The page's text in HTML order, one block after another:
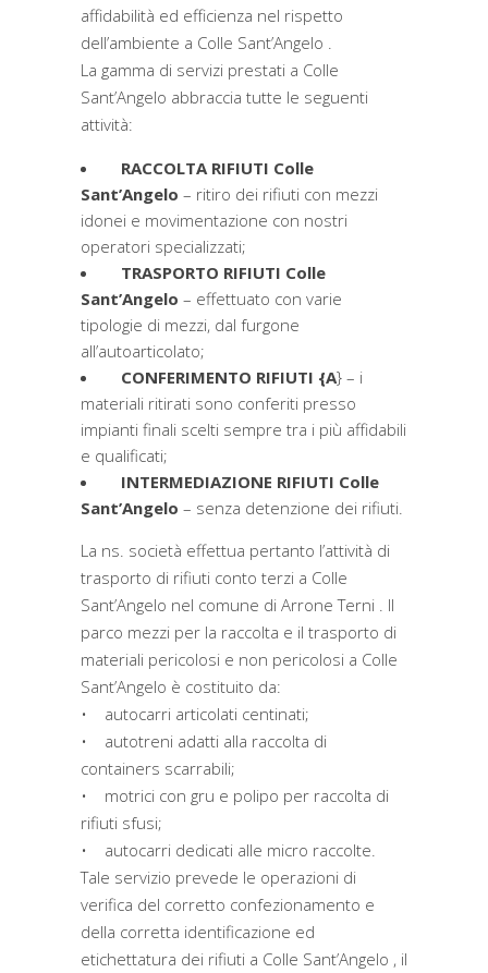
affidabilità ed efficienza nel rispetto
dell’ambiente a Colle Sant’Angelo .
La gamma di servizi prestati a Colle
Sant’Angelo abbraccia tutte le seguenti
attività:
RACCOLTA RIFIUTI Colle
Sant’Angelo – ritiro dei rifiuti con mezzi
idonei e movimentazione con nostri
operatori specializzati;
TRASPORTO RIFIUTI Colle
Sant’Angelo – effettuato con varie
tipologie di mezzi, dal furgone
all’autoarticolato;
CONFERIMENTO RIFIUTI {A} – i
materiali ritirati sono conferiti presso
impianti finali scelti sempre tra i più affidabili
e qualificati;
INTERMEDIAZIONE RIFIUTI Colle
Sant’Angelo – senza detenzione dei rifiuti.
La ns. società effettua pertanto l’attività di
trasporto di rifiuti conto terzi a Colle
Sant’Angelo nel comune di Arrone Terni . Il
parco mezzi per la raccolta e il trasporto di
materiali pericolosi e non pericolosi a Colle
Sant’Angelo è costituito da:
• autocarri articolati centinati;
• autotreni adatti alla raccolta di
containers scarrabili;
• motrici con gru e polipo per raccolta di
rifiuti sfusi;
• autocarri dedicati alle micro raccolte.
Tale servizio prevede le operazioni di
verifica del corretto confezionamento e
della corretta identificazione ed
etichettatura dei rifiuti a Colle Sant’Angelo , il